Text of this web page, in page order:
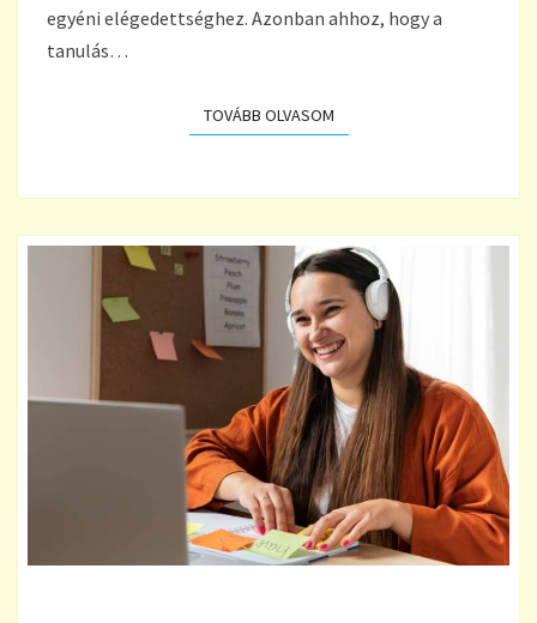
egyéni elégedettséghez. Azonban ahhoz, hogy a
tanulás…
TOVÁBB OLVASOMTOVÁBB OLVASOM